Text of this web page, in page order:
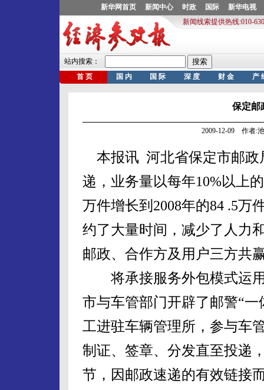
保定邮
2009-12-09 作者:
本报讯 河北省保定市邮政
递，业务量以每年10%以上
万件增长到2008年的84 .5万
约了大量时间，减少了人力
邮政、合作方及用户三方共
将承接服务外包模式运用
市与车管部门开辟了邮警“
工进驻车辆管理所，参与车
制证、签章、分发直至投递
节，因邮政速递的有效链接